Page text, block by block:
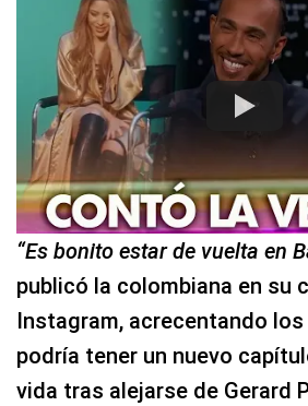
“Es bonito estar de vuelta en
publicó la colombiana en su
Instagram, acrecentando
podría tener un nuevo
vida tras alejarse de Gerard